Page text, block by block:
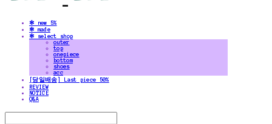
✻ new 5%
✻ made
✻ select shop
outer
top
onepiece
bottom
shoes
acc
[당일배송] Last piece 50%
REVIEW
NOTICE
Q&A